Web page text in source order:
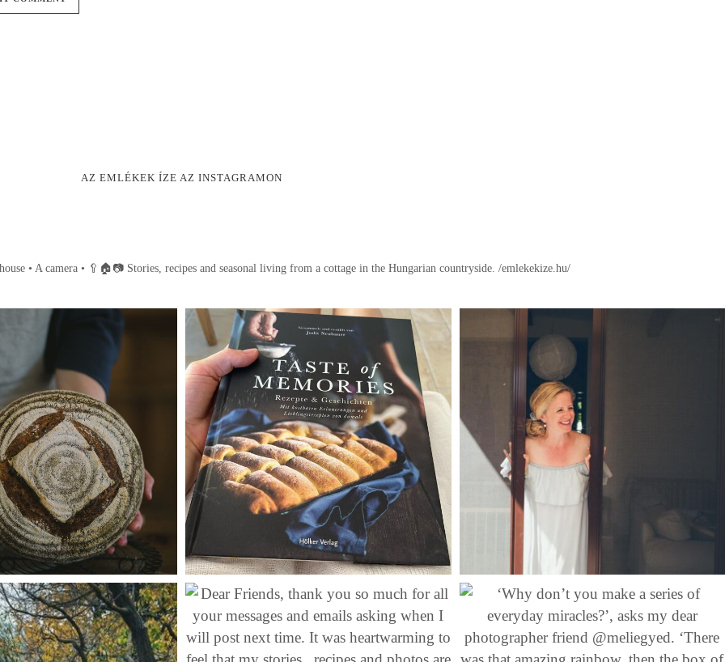
AZ EMLÉKEK ÍZE AZ INSTAGRAMON
• A camera • 🥄🏠📷Stories, recipes and seasonal living from a cottage in the Hungarian countryside. /emlekekize.hu/